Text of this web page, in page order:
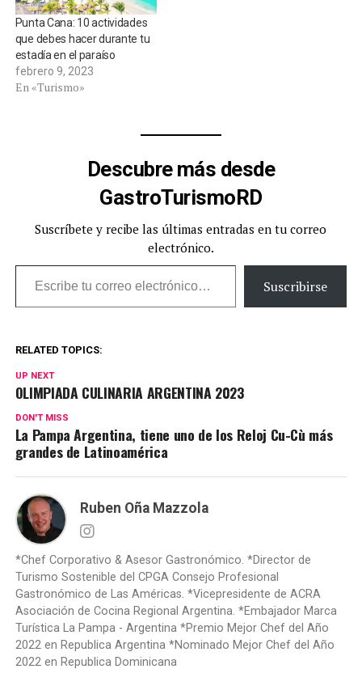
Punta Cana: 10 actividades
que debes hacer durante tu
estadía en el paraíso
febrero 9, 2023
En «Turismo»
Descubre más desde
GastroTurismoRD
Suscríbete y recibe las últimas entradas en tu correo
electrónico.
Escribe tu correo electrónico…
Suscribirse
RELATED TOPICS:
UP NEXT
OLIMPIADA CULINARIA ARGENTINA 2023
DON'T MISS
La Pampa Argentina, tiene uno de los Reloj Cu-Cù más
grandes de Latinoamérica
Ruben Oña Mazzola
*Chef Corporativo & Asesor Gastronómico. *Director de
Turismo Sostenible del CPGA Consejo Profesional
Gastronómico de Las Américas. *Vicepresidente de ACRA
Asociación de Cocina Regional Argentina. *Embajador Marca
Turística La Pampa - Argentina *Premio Mejor Chef del Año
2022 en Republica Argentina *Nominado Mejor Chef del Año
2022 en Republica Dominicana